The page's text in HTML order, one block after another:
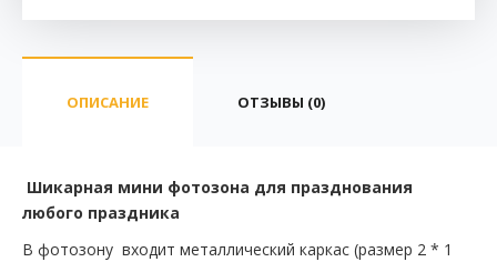
ОПИСАНИЕ ОТЗЫВЫ (0)
Шикарная мини фотозона для празднования
любого праздника
В фотозону входит металлический каркас (размер 2 * 1